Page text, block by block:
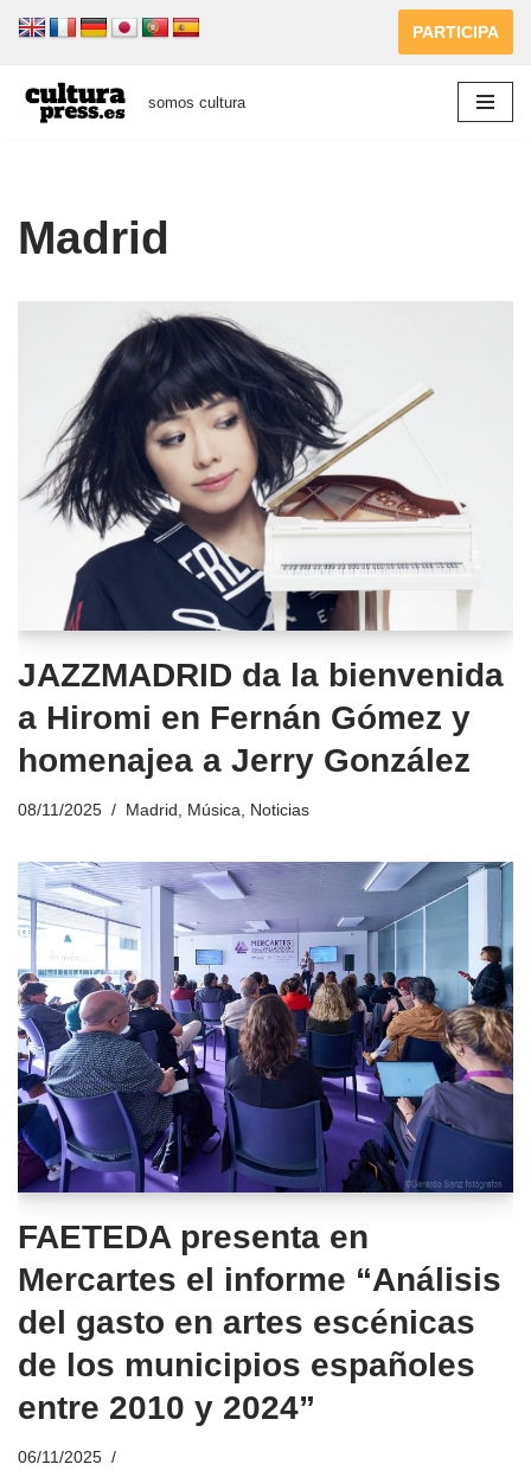
al
contenido
PARTICIPA
somos cultura
Madrid
JAZZMADRID da la bienvenida
a Hiromi en Fernán Gómez y
homenajea a Jerry González
08/11/2025 Madrid Música Noticias
FAETEDA presenta en
Mercartes el informe “Análisis
del gasto en artes escénicas
de los municipios españoles
entre 2010 y 2024”
06/11/2025